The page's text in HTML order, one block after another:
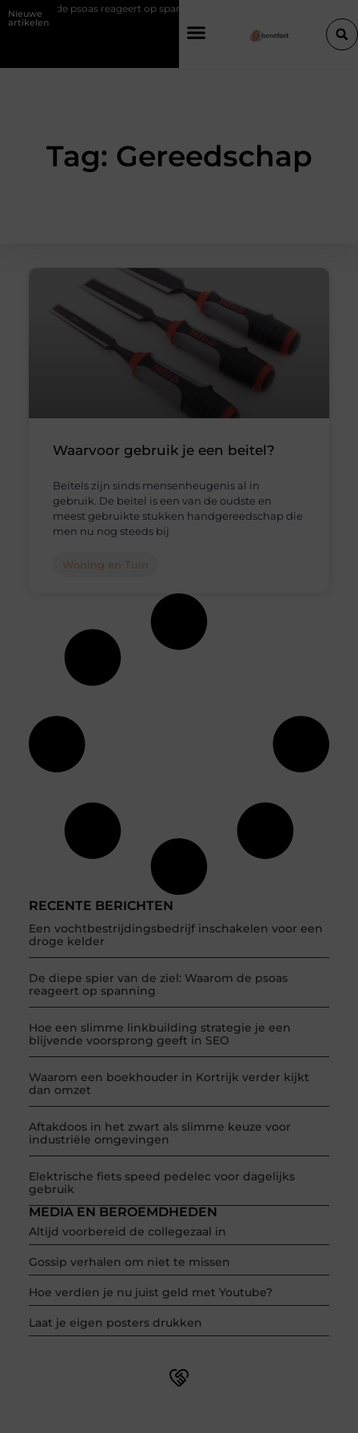
Nieuwe
artikelen
de psoas reageert op spanning
Tag: Gereedschap
RECENTE BERICHTEN
Een vochtbestrijdingsbedrijf inschakelen voor een
droge kelder
De diepe spier van de ziel: Waarom de psoas
reageert op spanning
Hoe een slimme linkbuilding strategie je een
blijvende voorsprong geeft in SEO
Waarom een boekhouder in Kortrijk verder kijkt
dan omzet
Aftakdoos in het zwart als slimme keuze voor
industriële omgevingen
Elektrische fiets speed pedelec voor dagelijks
gebruik
MEDIA EN BEROEMDHEDEN
Altijd voorbereid de collegezaal in
Gossip verhalen om niet te missen
Hoe verdien je nu juist geld met Youtube?
Laat je eigen posters drukken
Waarvoor gebruik je een beitel?
Beitels zijn sinds mensenheugenis al in
gebruik. De beitel is een van de oudste en
meest gebruikte stukken handgereedschap die
men nu nog steeds bij
Woning en Tuin